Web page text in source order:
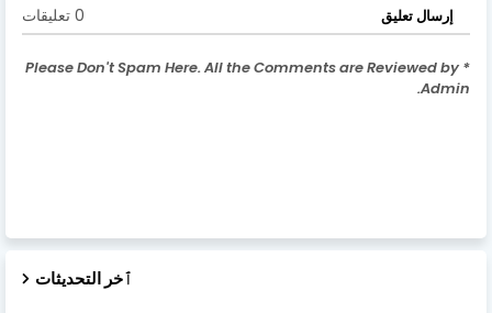
إرسال تعليق 0 تعليقات
* Please Don't Spam Here. All the Comments are Reviewed by
Admin.
ٱخر التحديثات